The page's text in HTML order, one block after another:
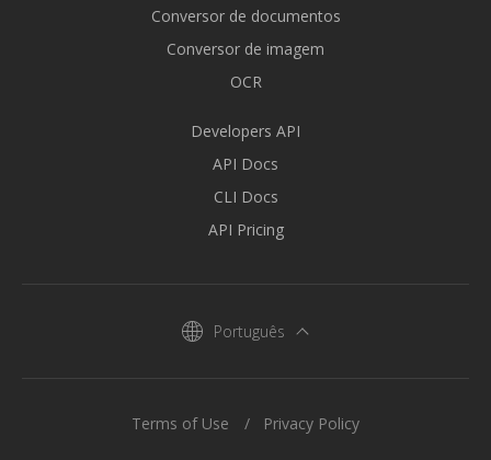
Conversor de documentos
Conversor de imagem
OCR
Developers API
API Docs
CLI Docs
API Pricing
Português
Terms of Use Privacy Policy